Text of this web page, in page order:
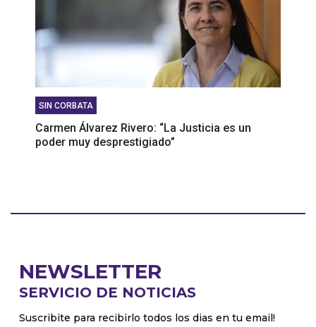
SIN CORBATA
Carmen Álvarez Rivero: “La Justicia es un
poder muy desprestigiado”
NEWSLETTER
SERVICIO DE NOTICIAS
Suscribite para recibirlo todos los dias en tu email!